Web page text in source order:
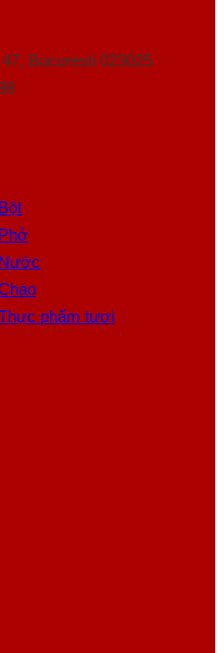
București 023025
Bột
Phở
Nước
phẩm tươi